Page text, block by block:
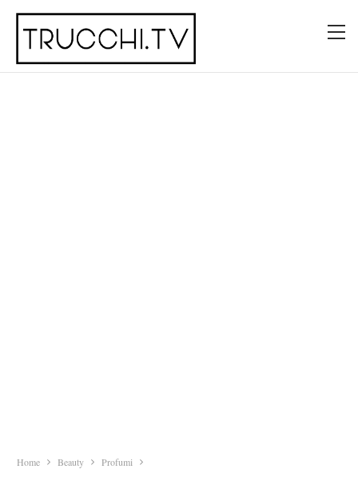
Home Beauty Profumi